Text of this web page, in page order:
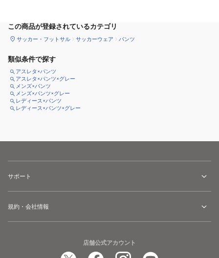
この商品が登録されているカテゴリ
サッカー・フットサル サッカーウェア パンツ
類似条件で探す
アスレタ×パンツ
アスレタ×パンツ×グレー
メンズ×パンツ
メンズ×パンツ×グレー
レディース×パンツ
レディース×パンツ×グレー
サポート
規約・会社情報
店舗公式アカウント